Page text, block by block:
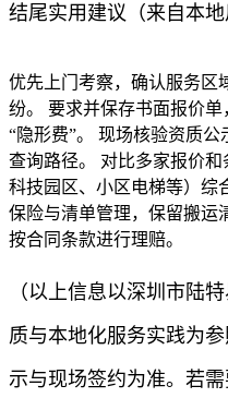
结尾实用建议（来自本地
优先上门考察，确认服务区
纷。 要求并保存书面报价
“隐形费”。 现场核验资质
查询路径。 对比多家报价和
科技园区、小区电梯等）综
保险与清单管理，保留搬运
按合同条款进行理赔。
（以上信息以深圳市陆
质与本地化服务实践为
示与现场签约为准。若